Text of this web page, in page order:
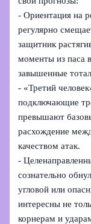
- Ориентация на
регулярно
защитник
моменты из паса
завышенные
- «Третий
подключающие
превышают
расхождение
качеством атак.
-
сознательно
угловой или
интересны не
корнерам и